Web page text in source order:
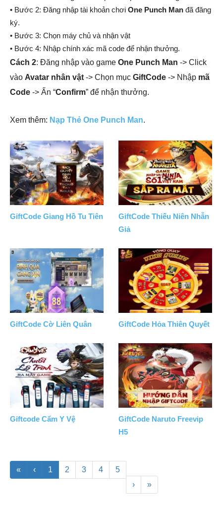
• Bước 2: Đăng nhập tài khoản chơi One Punch Man đã đăng
ký.
• Bước 3: Chọn máy chủ và nhận vật
• Bước 4: Nhập chính xác mã code để nhận thưởng.
Cách 2: Đăng nhập vào game One Punch Man -> Click
vào Avatar nhân vật -> Chọn mục GiftCode -> Nhập mã
Code -> Ấn “Confirm” để nhận thưởng.
Xem thêm: Nạp Thẻ One Punch Man.
GiftCode Giang Hồ Tu Tiên
GiftCode Thiếu Niên Nhẫn
Giả
GiftCode Cờ Liên Quân GiftCode Hỏa Thiên Quyết
Giftcode Cẩm Y Vệ
GiftCode Naruto Freevip
H5
« ‹ 1 2 3 4
5
›
»